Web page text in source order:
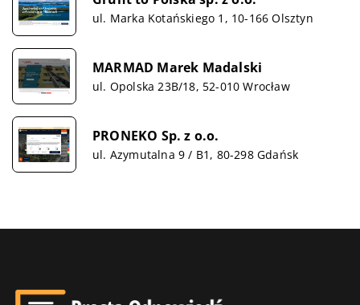
ul. Marka Kotańskiego 1, 10-166 Olsztyn
MARMAD Marek Madalski
ul. Opolska 23B/18, 52-010 Wrocław
PRONEKO Sp. z o.o.
ul. Azymutalna 9 / B1, 80-298 Gdańsk